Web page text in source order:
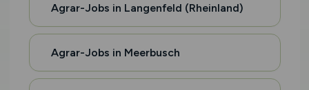
Agrar-Jobs in Langenfeld (Rheinland)
Agrar-Jobs in Meerbusch